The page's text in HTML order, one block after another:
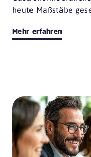
heute Maßstäbe
Mehr erfahren